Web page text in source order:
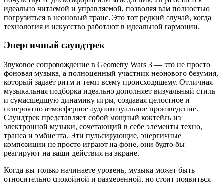
идеально читаемой и управляемой, позволяя вам полностью
погрузиться в неоновый транс. Это тот редкий случай, когда
технология и искусство работают в идеальной гармонии.
Энергичный саундтрек
Звуковое сопровождение в Geometry Wars 3 — это не просто
фоновая музыка, а полноценный участник неонового безумия,
который задаёт ритм и темп всему происходящему. Отличная
музыкальная подборка идеально дополняет визуальный стиль
и сумасшедшую динамику игры, создавая целостное и
невероятно атмосферное аудиовизуальное произведение.
Саундтрек представляет собой мощный коктейль из
электронной музыки, сочетающий в себе элементы техно,
транса и эмбиента. Эти пульсирующие, энергичные
композиции не просто играют на фоне, они будто бы
реагируют на ваши действия на экране.
Когда вы только начинаете уровень, музыка может быть
относительно спокойной и размеренной, но стоит появиться